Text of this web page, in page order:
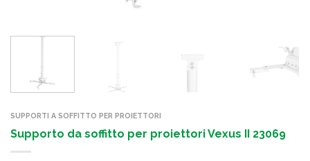
SUPPORTI A SOFFITTO PER PROIETTORI
Supporto da soffitto per proiettori Vexus II 23069